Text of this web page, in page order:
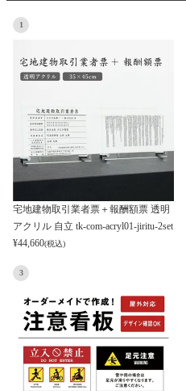
1
宅地建物取引業者票＋報酬額票 透明
アクリル 自立 tk-com-acryl01-jiritu-2set
¥44,660(税込)
3